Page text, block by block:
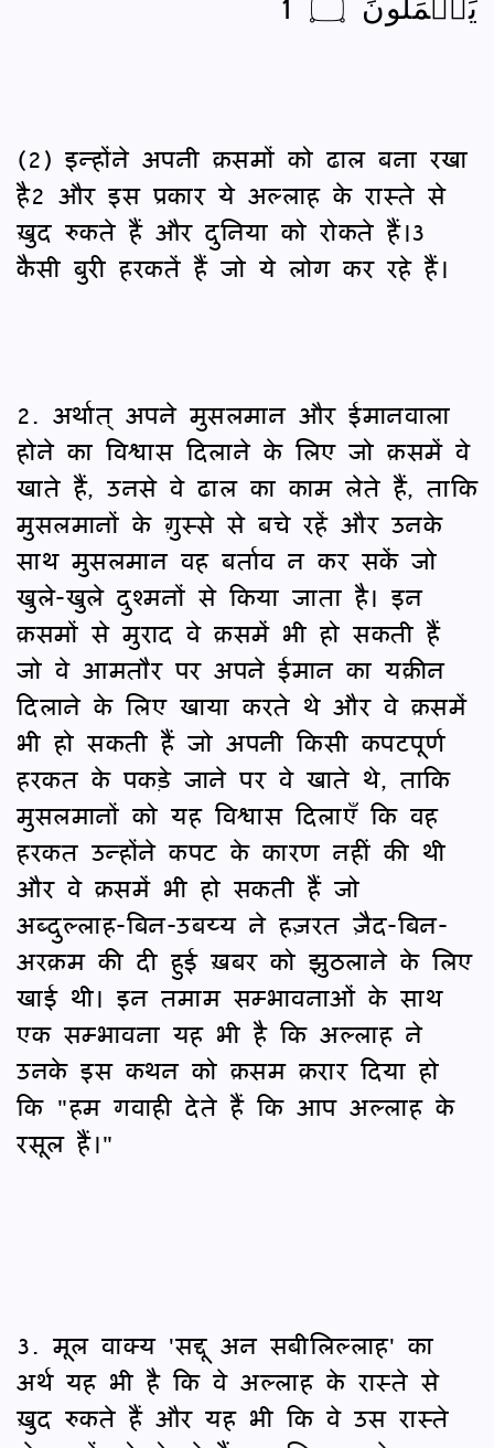
(2) इन्होंने अपनी क़समों को ढाल बना रखा
है2 और इस प्रकार ये अल्लाह के रास्ते से
ख़ुद रुकते हैं और दुनिया को रोकते हैं।3
कैसी बुरी हरकतें हैं जो ये लोग कर रहे हैं।
2. अर्थात् अपने मुसलमान और ईमानवाला
होने का विश्वास दिलाने के लिए जो क़समें वे
खाते हैं, उनसे वे ढाल का काम लेते हैं, ताकि
मुसलमानों के ग़ुस्से से बचे रहें और उनके
साथ मुसलमान वह बर्ताव न कर सकें जो
खुले-खुले दुश्मनों से किया जाता है। इन
क़समों से मुराद वे क़समें भी हो सकती हैं
जो वे आमतौर पर अपने ईमान का यक़ीन
दिलाने के लिए खाया करते थे और वे क़समें
भी हो सकती हैं जो अपनी किसी कपटपूर्ण
हरकत के पकड़े जाने पर वे खाते थे, ताकि
मुसलमानों को यह विश्वास दिलाएँ कि वह
हरकत उन्होंने कपट के कारण नहीं की थी
और वे क़समें भी हो सकती हैं जो
अब्दुल्लाह-बिन-उबय्य ने हज़रत ज़ैद-बिन-
अरक़म की दी हुई ख़बर को झुठलाने के लिए
खाई थी। इन तमाम सम्भावनाओं के साथ
एक सम्भावना यह भी है कि अल्लाह ने
उनके इस कथन को क़सम क़रार दिया हो
कि "हम गवाही देते हैं कि आप अल्लाह के
रसूल हैं।"
3. मूल वाक्य 'सद्दू अन सबीलिल्लाह' का
अर्थ यह भी है कि वे अल्लाह के रास्ते से
ख़ुद रुकते हैं और यह भी कि वे उस रास्ते